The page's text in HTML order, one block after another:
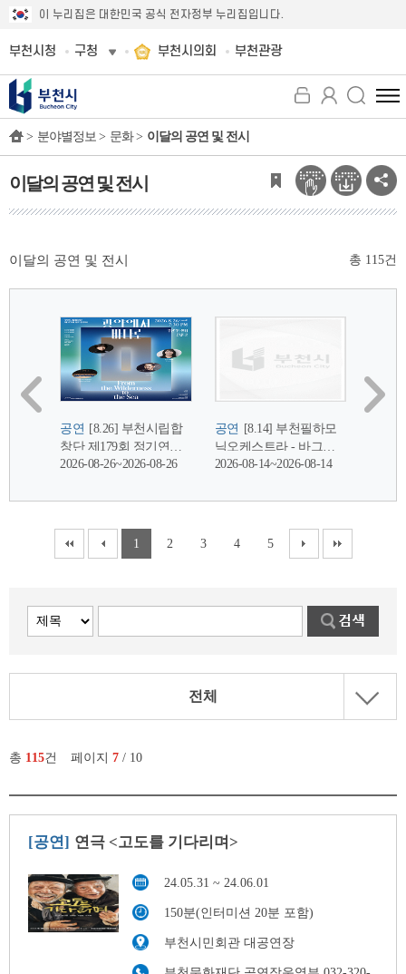
이 누리집은 대한민국 공식 전자정부 누리집입니다.
부천시청 구청 부천시의회 부천관광
전
체
뉴
보
기
> 분야별정보 > 문화 > 이달의 공연 및 전시
이달의 공연 및 전시
이달의 공연 및 전시 총 115건
전체
총 115건 페이지 7 / 10
[공연] 연극 <고도를 기다리며>
24.05.31 ~ 24.06.01
150분(인터미션 20분 포함)
부천시민회관 대공연장